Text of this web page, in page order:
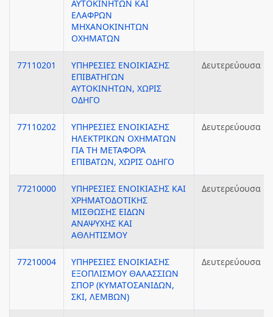
ΑΥΤΟΚΙΝΗΤΩΝ ΚΑΙ
ΕΛΑΦΡΩΝ
ΜΗΧΑΝΟΚΙΝΗΤΩΝ
ΟΧΗΜΑΤΩΝ
77110201
ΥΠΗΡΕΣΙΕΣ ΕΝΟΙΚΙΑΣΗΣ
ΕΠΙΒΑΤΗΓΩΝ
ΑΥΤΟΚΙΝΗΤΩΝ, ΧΩΡΙΣ
ΟΔΗΓΟ
Δευτερεύουσα
77110202
ΥΠΗΡΕΣΙΕΣ ΕΝΟΙΚΙΑΣΗΣ
ΗΛΕΚΤΡΙΚΩΝ ΟΧΗΜΑΤΩΝ
ΓΙΑ ΤΗ ΜΕΤΑΦΟΡΑ
ΕΠΙΒΑΤΩΝ, ΧΩΡΙΣ ΟΔΗΓΟ
Δευτερεύουσα
77210000
ΥΠΗΡΕΣΙΕΣ ΕΝΟΙΚΙΑΣΗΣ ΚΑΙ
ΧΡΗΜΑΤΟΔΟΤΙΚΗΣ
ΜΙΣΘΩΣΗΣ ΕΙΔΩΝ
ΑΝΑΨΥΧΗΣ ΚΑΙ
ΑΘΛΗΤΙΣΜΟΥ
Δευτερεύουσα
77210004
ΥΠΗΡΕΣΙΕΣ ΕΝΟΙΚΙΑΣΗΣ
ΕΞΟΠΛΙΣΜΟΥ ΘΑΛΑΣΣΙΩΝ
ΣΠΟΡ (ΚΥΜΑΤΟΣΑΝΙΔΩΝ,
ΣΚΙ, ΛΕΜΒΩΝ)
Δευτερεύουσα